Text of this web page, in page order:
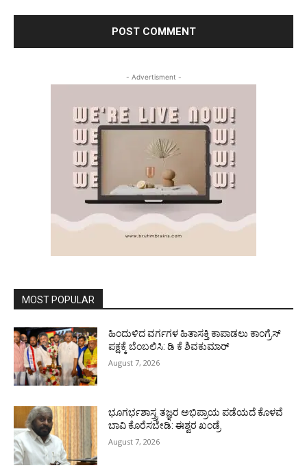
- Advertisment -
MOST POPULAR
ಹಿಂದುಳಿದ ವರ್ಗಗಳ ಹಿತಾಸಕ್ತಿ ಕಾಪಾಡಲು ಕಾಂಗ್ರೆಸ್
ಪಕ್ಷಕ್ಕೆ ಬೆಂಬಲಿಸಿ: ಡಿ ಕೆ ಶಿವಕುಮಾರ್
August 7, 2026
ಭೂಗರ್ಭಶಾಸ್ತ್ರ ತಜ್ಞರ ಅಭಿಪ್ರಾಯ ಪಡೆಯದೆ ಕೊಳವೆ
ಬಾವಿ ಕೊರೆಸಬೇಡಿ: ಈಶ್ವರ ಖಂಡ್ರೆ
August 7, 2026